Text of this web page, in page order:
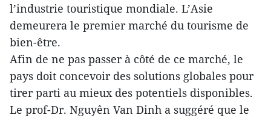
l’industrie touristique mondiale. L’Asie
demeurera le premier marché du tourisme de
bien-être.
Afin de ne pas passer à côté de ce marché, le
pays doit concevoir des solutions globales pour
tirer parti au mieux des potentiels disponibles.
Le prof-Dr. Nguyên Van Dinh a suggéré que le